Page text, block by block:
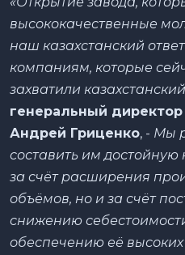
высококачественные
наш казахстанский
компаниям, которые
захватили
генеральный
Андрей Гриценко, - Мы
составить им
за счёт расширения
объёмов, но и за счёт
снижению
обеспечению её высоких